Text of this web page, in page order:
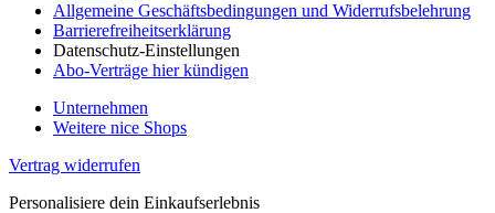
Allgemeine Geschäftsbedingungen und Widerrufsbelehrung
Barrierefreiheitserklärung
Datenschutz-Einstellungen
Abo-Verträge hier kündigen
Unternehmen
Weitere nice Shops
Vertrag widerrufen
Personalisiere dein Einkaufserlebnis